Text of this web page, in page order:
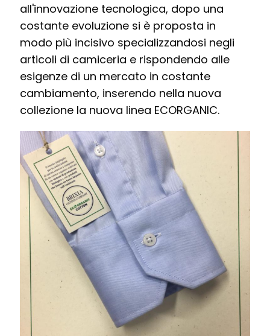
all'innovazione tecnologica, dopo una
costante evoluzione si è proposta in
modo più incisivo specializzandosi negli
articoli di camiceria e rispondendo alle
esigenze di un mercato in costante
cambiamento, inserendo nella nuova
collezione la nuova linea ECORGANIC.